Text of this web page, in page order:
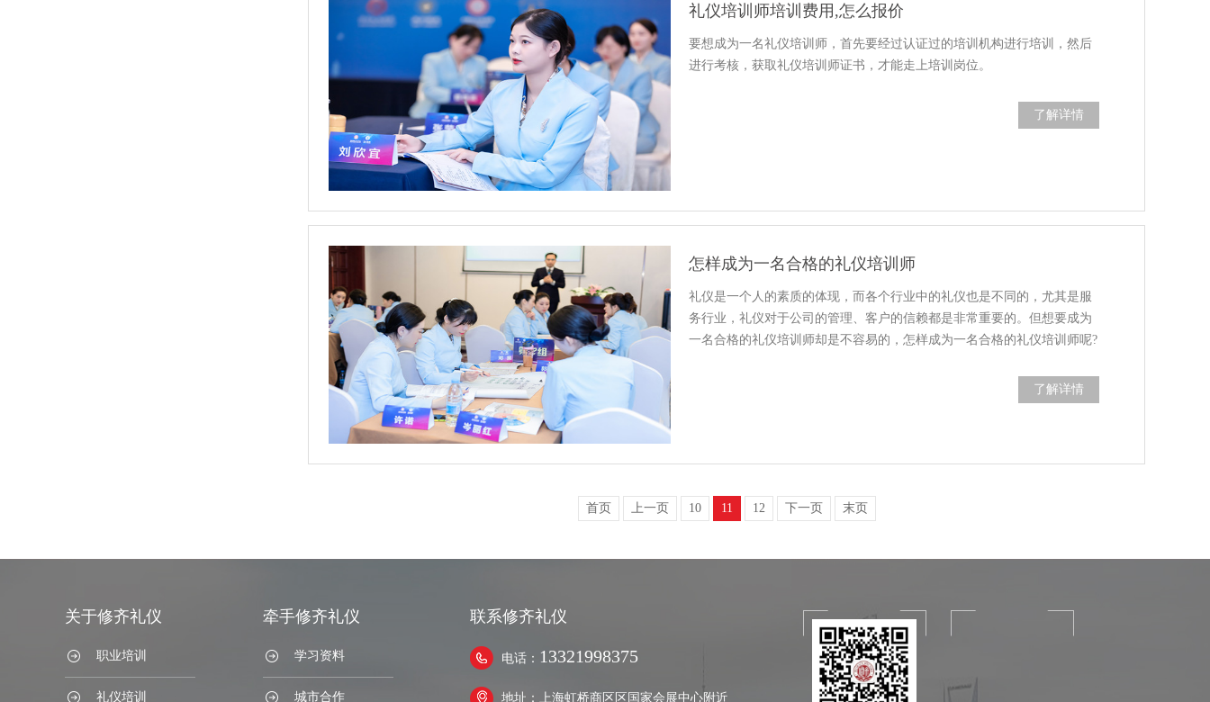
礼仪培训师培训费用,怎么报价
要想成为一名礼仪培训师，首先要经过认证过的培训机构进行培训，然后
进行考核，获取礼仪培训师证书，才能走上培训岗位。
了解详情
怎样成为一名合格的礼仪培训师
礼仪是一个人的素质的体现，而各个行业中的礼仪也是不同的，尤其是服
务行业，礼仪对于公司的管理、客户的信赖都是非常重要的。但想要成为
一名合格的礼仪培训师却是不容易的，怎样成为一名合格的礼仪培训师呢?
了解详情
首页 上一页 10 11 12 下一页 末页
关于修齐礼仪
职业培训
礼仪培训
牵手修齐礼仪
学习资料
城市合作
联系修齐礼仪
电话： 13321998375
地址：上海虹桥商区区国家会展中心附近